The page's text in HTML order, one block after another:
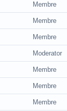
Membre
Membre
Membre
Moderator
Membre
Membre
Membre